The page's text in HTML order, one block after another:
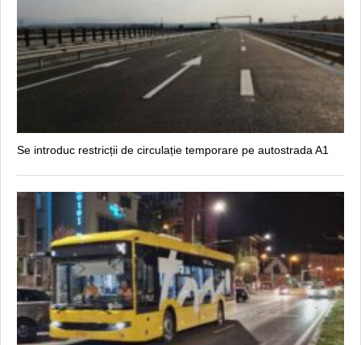
Se introduc restricții de circulație temporare pe autostrada A1